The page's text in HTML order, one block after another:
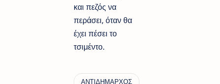
και πεζός να
περάσει, όταν θα
έχει πέσει το
τσιμέντο.